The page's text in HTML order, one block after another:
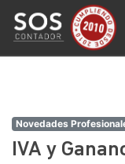
Novedades
IVA y